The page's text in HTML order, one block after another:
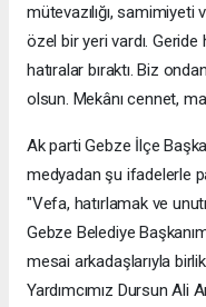
mütevazılığı, samimiyeti
özel bir yeri vardı.
hatıralar bıraktı. Biz
olsun. Mekânı cennet,
Ak parti Gebze İlçe
medyadan şu ifadelerle
"Vefa, hatırlamak ve
Gebze Belediye
mesai arkadaşlarıyla
Yardımcımız Dursun Ali